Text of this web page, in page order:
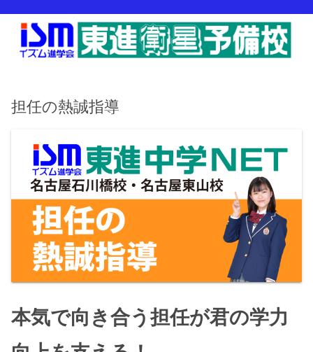
担任の熱誠指導
本気で向き合う担任が君の学力